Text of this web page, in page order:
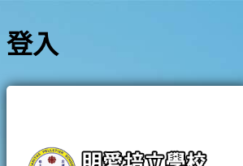
登入